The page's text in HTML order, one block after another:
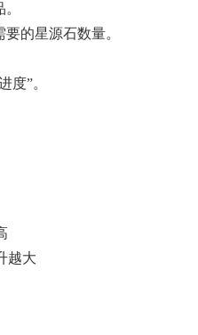
的星源石数量。
度”。
越大